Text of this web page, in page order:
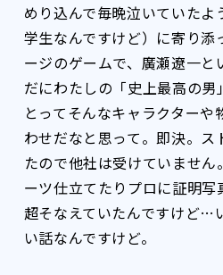
めり込んで毎晩泣いていたよ
学生なんですけど）に寄り添
ージのゲームで、廣瀬遼一と
だにわたしの「史上最高の
とってそんなキャラクター
わせだなと思って。即決。ス
たので他社は受けていませ
ーツ仕立てたりプロに証明写
超そなえていたんですけど…
い話なんですけど。